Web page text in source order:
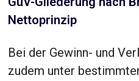
Nettoprinzip
Bei der Gewinn- und
zudem unter